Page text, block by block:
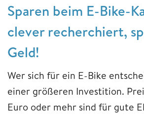
Sparen beim E-Bike-
clever recherchiert,
Geld!
Wer sich für ein E-Bike
einer größeren Investition.
Euro oder mehr sind für gute